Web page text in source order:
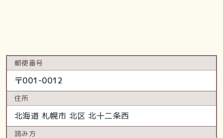
郵便番号
〒001-0012
住所
北海道 札幌市 北区 北十二条西
読み方